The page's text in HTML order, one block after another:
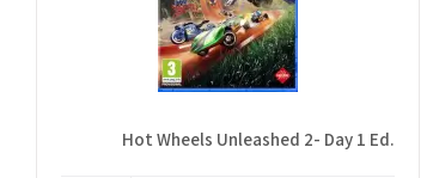
.Hot Wheels Unleashed 2- Day 1 Ed